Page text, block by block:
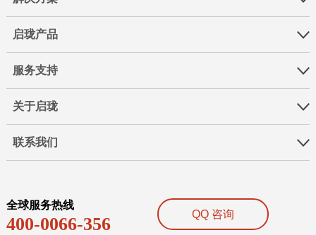
启珑产品
服务支持
关于启珑
联系我们
QQ 咨询
全球服务热线
400-0066-356